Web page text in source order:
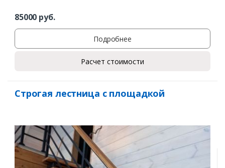
85000 руб.
Подробнее
Расчет стоимости
Строгая лестница с площадкой